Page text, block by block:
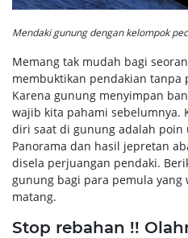
Mendaki gunung dengan kelompok
Memang tak mudah bagi
membuktikan pendakian tanpa
Karena gunung menyimpan
wajib kita pahami sebelumnya.
diri saat di gunung adalah poin
Panorama dan hasil jepretan
disela perjuangan pendaki.
gunung bagi para pemula
matang.
Stop rebahan !!